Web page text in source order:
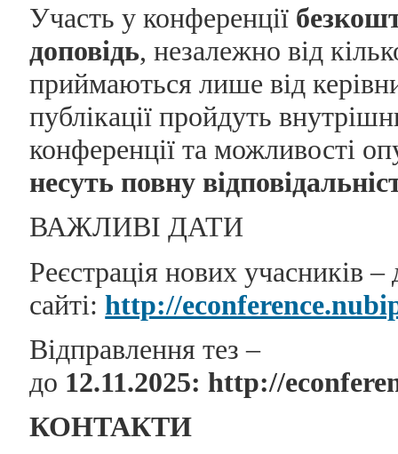
Участь у конференції
доповідь, незалежно від
приймаються лише від
публікації пройдуть
конференції та можливості
несуть повну
ВАЖЛИВІ ДАТИ
Реєстрація нових учасників
сайті:http://
Відправлення тез –
до 12.11.2025: http://
КОНТАКТИ